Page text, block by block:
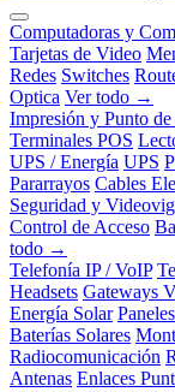
Computadoras y
Tarjetas de Video
Redes Switches
Optica Ver todo →
Impresión y Punto de
Terminales POS
UPS / Energía UPS
Pararrayos Cables
Seguridad y
Control de Acceso
todo →
Telefonía IP / VoIP
Headsets Gateways
Energía Solar
Baterías Solares
Radiocomunicación
Antenas Enlaces